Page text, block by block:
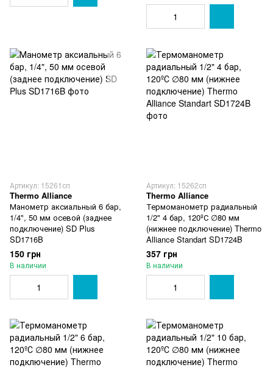
Артикул: 15261сп
Thermo Alliance
Манометр аксиальный 6 бар,
1/4", 50 мм осевой (заднее
подключение) SD Plus
SD1716B
150 грн
В наличии
Артикул: 15262сп
Thermo Alliance
Термоманометр радиальный
1/2" 4 бар, 120ºС ∅80 мм
(нижнее подключение) Thermo
Alliance Standart SD1724B
357 грн
В наличии